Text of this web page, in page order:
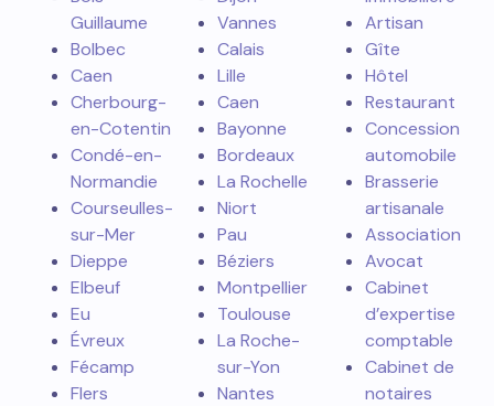
Guillaume
Bolbec
Caen
Cherbourg-
en-Cotentin
Condé-en-
Normandie
Courseulles-
sur-Mer
Dieppe
Elbeuf
Eu
Évreux
Fécamp
Flers
Vannes
Calais
Lille
Caen
Bayonne
Bordeaux
La Rochelle
Niort
Pau
Béziers
Montpellier
Toulouse
La Roche-
sur-Yon
Nantes
Artisan
Gîte
Hôtel
Restaurant
Concession
automobile
Brasserie
artisanale
Association
Avocat
Cabinet
d’expertise
comptable
Cabinet de
notaires